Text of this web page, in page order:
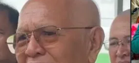
ជឿន សង្ហា ធ្វើការជាអ្នកបើកគ្រឿងចក្រជី
លក្រុមហ៊ុនកំពុងចាក់ដីបំពេញ តែរកមិនសូវបាន
លផ្ទះប្រក់ស័ង្កសីទាបពិបាកទ្រាំរស់នៅ។ លោ
គឺលោក ផន សុខនៀង ដែលទើបលក់ផ្ទះពីទីនេ
នេះបញ្ជាក់ថា លោកតែងដើររកការងារសំណ